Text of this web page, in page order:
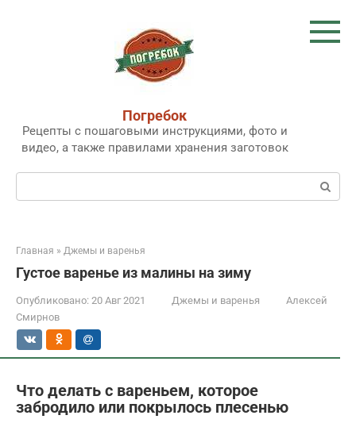
Погребок
Рецепты с пошаговыми инструкциями, фото и
видео, а также правилами хранения заготовок
Поиск:
Главная » Джемы и варенья
Густое варенье из малины на зиму
Опубликовано: 20 Авг 2021 Джемы и варенья
Алексей
Смирнов
Что делать с вареньем, которое
забродило или покрылось плесенью